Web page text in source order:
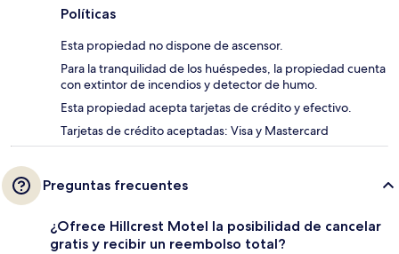
Políticas
Esta propiedad no dispone de ascensor.
Para la tranquilidad de los huéspedes, la propiedad cuenta
con extintor de incendios y detector de humo.
Esta propiedad acepta tarjetas de crédito y efectivo.
Tarjetas de crédito aceptadas: Visa y Mastercard
Preguntas frecuentes
¿Ofrece Hillcrest Motel la posibilidad de cancelar
gratis y recibir un reembolso total?